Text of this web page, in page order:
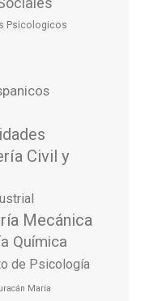
Psicologicos
Civil y
Mecánica
Química
de Psicología
María